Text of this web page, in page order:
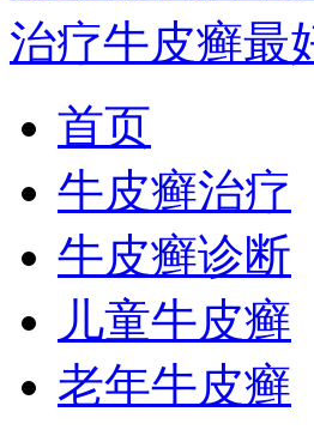
首页
牛皮癣治疗
牛皮癣诊断
儿童牛皮癣
老年牛皮癣